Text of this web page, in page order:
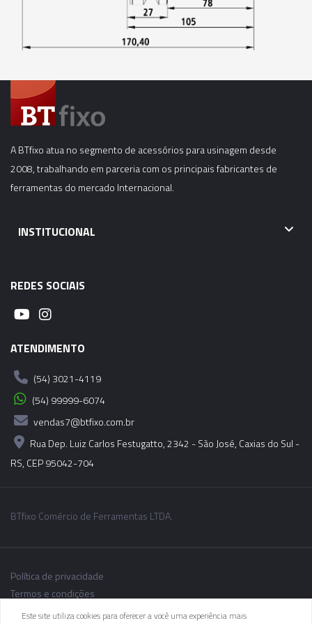
06037 - CONE MODULAR CBH - BT40-CBH5-
06039 - CONE MODULAR CBH - BT40-CBH5-
250MM
06040 - CONE MODULAR CBH - BT40-CBH6-
55MM
115MM
165MM
06044 - CONE MODULAR CBH - BT40-CBH6-
250MM
06045 - CONE MODULAR CBH - BT40-CBH6-
300MM
A BTfixo atua no segmento de acessórios para usinagem desde
2008, trabalhando em parceria com os principais fabricantes de
ferramentas do mercado Internacional.
INSTITUCIONAL
REDES SOCIAIS
ATENDIMENTO
(54) 3021-4119
(54) 99999-6074
vendas7@btfixo.com.br
Rua Dep. Luiz Carlos Festugatto, 2342 - São José, Caxias do Sul -
RS, CEP 95042-704
BTfixo Comércio de Ferramentas LTDA.
Política de privacidade
Termos e condições
Este site utiliza cookies para oferecer a você uma experiência mais